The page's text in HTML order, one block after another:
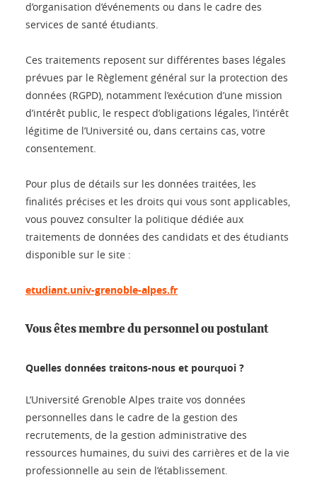
d’organisation d’événements ou dans le cadre des
services de santé étudiants.
Ces traitements reposent sur différentes bases légales
prévues par le Règlement général sur la protection des
données (RGPD), notamment l’exécution d’une mission
d’intérêt public, le respect d’obligations légales, l’intérêt
légitime de l’Université ou, dans certains cas, votre
consentement.
Pour plus de détails sur les données traitées, les
finalités précises et les droits qui vous sont applicables,
vous pouvez consulter la politique dédiée aux
traitements de données des candidats et des étudiants
disponible sur le site :
etudiant.univ-grenoble-alpes.fr
Vous êtes membre du personnel ou postulant
Quelles données traitons-nous et pourquoi ?
L’Université Grenoble Alpes traite vos données
personnelles dans le cadre de la gestion des
recrutements, de la gestion administrative des
ressources humaines, du suivi des carrières et de la vie
professionnelle au sein de l’établissement.